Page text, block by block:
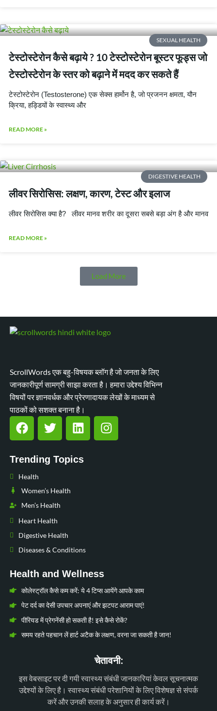
SEXUAL HEALTH
टेस्टोस्टेरोन कैसे बढ़ाये ? 10 टेस्टोस्टेरोन बूस्टर फूड्स जो
टेस्टोस्टेरोन के स्तर को बढ़ाने में मदद कर सकते हैं
टेस्टोस्टेरोन (Testosterone) एक सेक्स हार्मोन है, जो प्रजनन क्षमता, यौन
क्रिया, हड्डियों के स्वास्थ्य और
READ MORE »
DIGESTIVE HEALTH
लीवर सिरोसिस: लक्षण, कारण, टेस्ट और इलाज
लीवर सिरोसिस क्या है? लीवर मानव शरीर का दूसरा सबसे बड़ा अंग है और मानव
READ MORE »
Load More
ScrollWords एक बहु-विषयक ब्लॉग है जो जनता के लिए
जानकारीपूर्ण सामग्री साझा करता है। हमारा उद्देश्य विभिन्न
विषयों पर ज्ञानवर्धक और प्रेरणादायक लेखों के माध्यम से
पाठकों को सशक्त बनाना है।
Trending Topics
Health
Women’s Health
Men’s Health
Heart Health
Digestive Health
Diseases & Conditions
Health and Wellness
कोलेस्ट्रॉल कैसे कम करें: ये 4 टिप्स आयेंगे आपके काम
पेट दर्द का देसी उपचार अपनाएं और झटपट आराम पाएं!
पीरियड में प्रेगनेंसी हो सकती है! इसे कैसे रोकें?
समय रहते पहचान लें हार्ट अटैक के लक्षण, वरना जा सकती है जान!
चेतावनी:
इस वेबसाइट पर दी गयी स्वास्थ्य संबंधी जानकारियां केवल सूचनात्मक
उद्देश्यों के लिए है। स्वास्थ्य संबंधी परेशानियों के लिए विशेषज्ञ से संपर्क
करें और उनकी सलाह के अनुसार ही कार्य करें।